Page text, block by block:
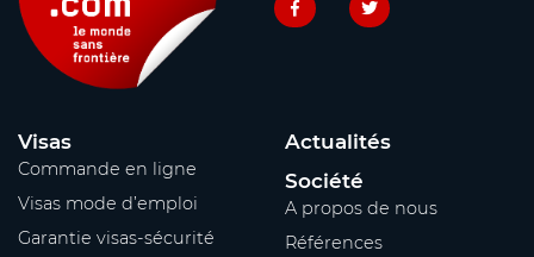
Visas
Commande en ligne
Visas mode d’emploi
Garantie visas-sécurité
Actualités
Société
A propos de nous
Références